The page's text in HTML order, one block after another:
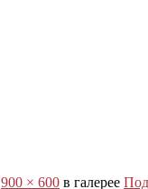
900 × 600 в галерее